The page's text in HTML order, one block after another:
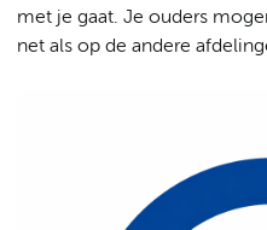
met je gaat. Je ouders
net als op de andere